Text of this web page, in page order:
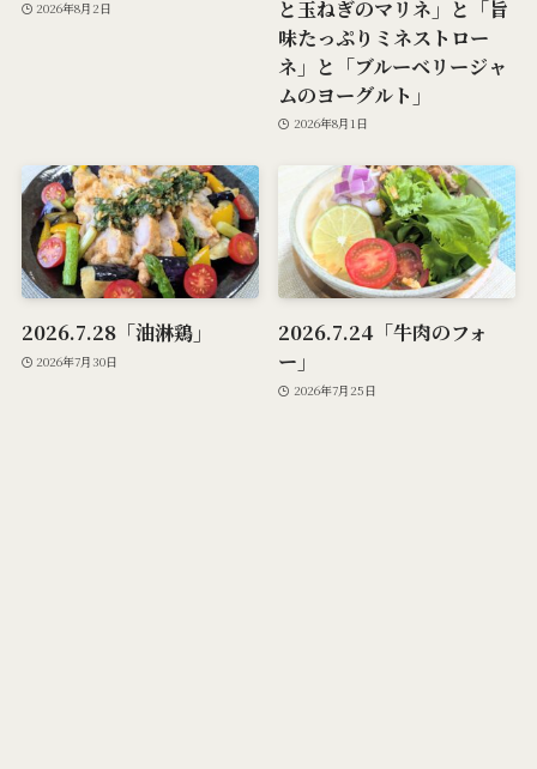
2026年8月2日
と玉ねぎのマリネ」と「旨
味たっぷりミネストロー
ネ」と「ブルーベリージャ
ムのヨーグルト」
2026年8月1日
2026.7.28「油淋鶏」
2026年7月30日
2026.7.24「牛肉のフォ
ー」
2026年7月25日